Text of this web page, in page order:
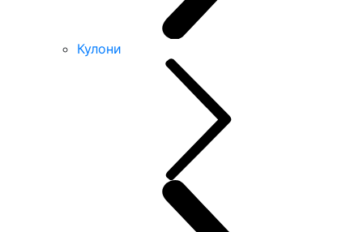
Кулони